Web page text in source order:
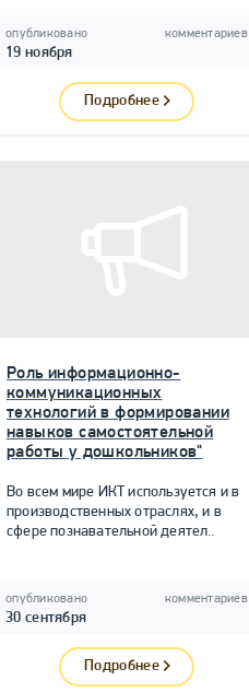
опубликовано
19 ноября
комментариев
Подробнее
Роль информационно-
коммуникационных
технологий в формировании
навыков самостоятельной
работы у дошкольников"
Во всем мире ИКТ используется и в
производственных отраслях, и в
сфере познавательной деятел..
опубликовано
30 сентября
комментариев
Подробнее